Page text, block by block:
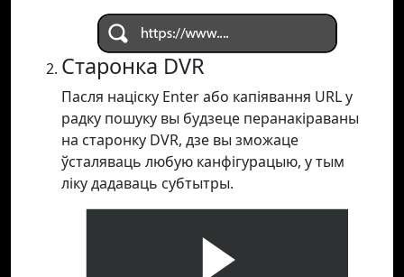
Старонка DVR
Пасля націску Enter або капіявання URL у
радку пошуку вы будзеце перанакіраваны
на старонку DVR, дзе вы зможаце
ўсталяваць любую канфігурацыю, у тым
ліку дадаваць субтытры.